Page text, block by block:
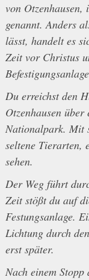
von
genannt. Anders
lässt, handelt es
Zeit vor Christus
Du erreichst den
Otzenhausen
Nationalpark. Mit
seltene Tierarten,
sehen.
Der Weg führt
Zeit stößt du auf
Festungsanlage.
Lichtung durch
erst später.
Nach einem